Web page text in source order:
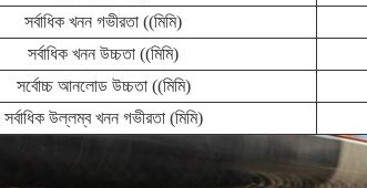
সর্বাধিক খনন গভীরতা ((মিমি)
সর্বাধিক খনন উচ্চতা ((মিমি)
সর্বোচ্চ আনলোড উচ্চতা ((মিমি)
সর্বাধিক উল্লম্ব খনন গভীরতা (মিমি)